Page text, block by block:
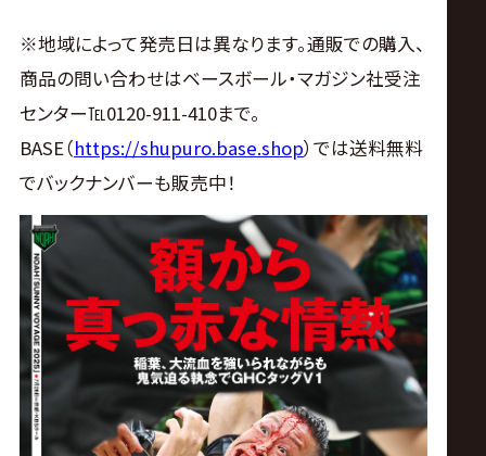
※地域によって発売日は異なります。通販での購入、
商品の問い合わせはベースボール・マガジン社受注
センター℡0120-911-410まで。
BASE（https://shupuro.base.shop）では送料無料
でバックナンバーも販売中！